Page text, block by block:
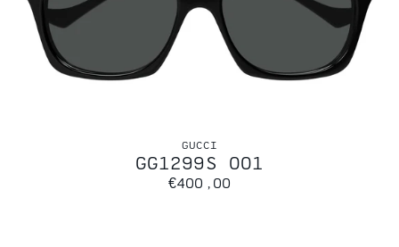
GUCCI
GG1299S 001
€400,00